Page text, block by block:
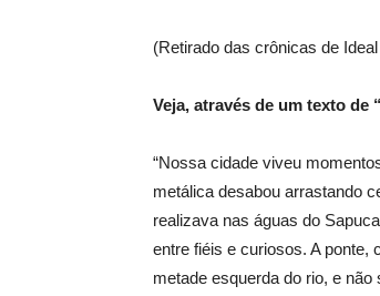
(Retirado das crônicas de
Veja, através de um texto de
“Nossa cidade viveu
metálica desabou arrastando
realizava nas águas do
entre fiéis e curiosos. A ponte,
metade esquerda do rio, e